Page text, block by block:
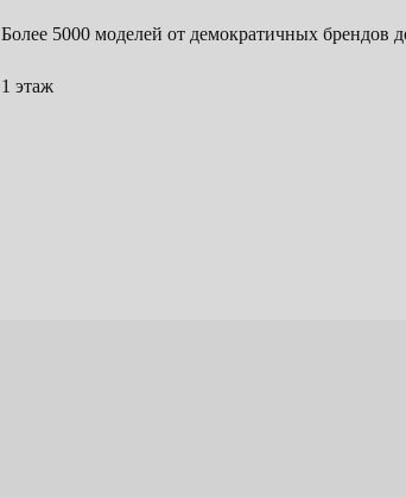
Более 5000 моделей от демократичных брендов
1 этаж